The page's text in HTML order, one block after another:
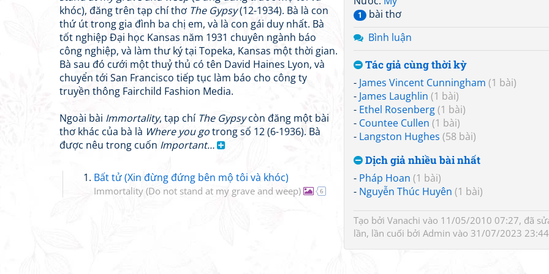
1
bài thơ
Bình luận
Tác giả cùng thời kỳ
- James Vincent Cunningham (1 bài)
- James Laughlin (1 bài)
- Ethel Rosenberg(1 bài)
- Countee Cullen (1 bài)
- Langston Hughes (58 bài)
Dịch giả nhiều bài nhất
- Pháp Hoan (1 bài)
- Nguyễn Thúc Huyên (1 bài)
Tạo bởi Vanachi vào 11/05/2010 07:27, đã
lần, lần cuối bởi Admin vào 31/07/2023 23:44
khóc), đăng trên tạp chí thơ The Gypsy(12-1934). Bà là con
thứ út trong gia đình ba chị em, và là con gái duy nhất. Bà
tốt nghiệp Đại học Kansas năm 1931 chuyên ngành báo
công nghiệp, và làm thư ký tại Topeka, Kansas một thời gian.
Bà sau đó cưới một thuỷ thủ có tên David Haines Lyon, và
chuyển tới San Francisco tiếp tục làm báo cho công ty
truyền thông Fairchild Fashion Media.
Ngoài bài Immortality, tạp chí The Gypsycòn đăng một bài
thơ khác của bà là Where you gotrong số 12 (6-1936). Bà
được nêu trong cuốn Important…
Bất tử (Xin đừng đứng bên mộ tôi và khóc)
Immortality (Do not stand at my grave and weep) 6